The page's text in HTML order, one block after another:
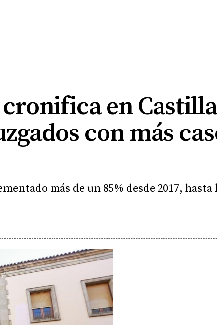
cronifica en
con más
más de un 85% desde 2017, hasta